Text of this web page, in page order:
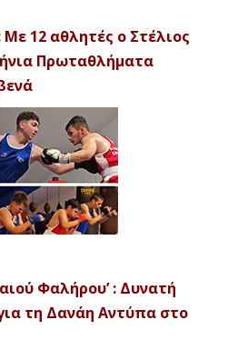
12 αθλητές ο Στέλιος
Πρωταθλήματα
Φαλήρου’ : Δυνατή
τη Δανάη Αντύπα στο